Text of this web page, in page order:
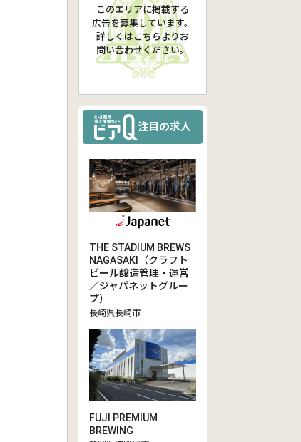
このエリアに掲載する
広告を募集しています。
詳しくは こちらより お
問い合わせください。
注目の求人
THE STADIUM BREWS
NAGASAKI（クラフト
ビール醸造管理・運営
／ジャパネットグルー
プ）
長崎県長崎市
FUJI PREMIUM
BREWING